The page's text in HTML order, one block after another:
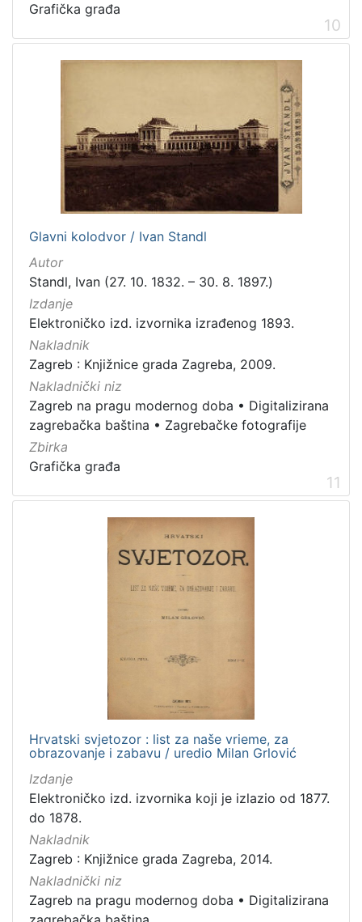
Grafička građa
10
Glavni kolodvor / Ivan Standl
Autor
Standl, Ivan (27. 10. 1832. – 30. 8. 1897.)
Izdanje
Elektroničko izd. izvornika izrađenog 1893.
Nakladnik
Zagreb : Knjižnice grada Zagreba, 2009.
Nakladnički niz
Zagreb na pragu modernog doba • Digitalizirana
zagrebačka baština • Zagrebačke fotografije
Zbirka
Grafička građa
11
Hrvatski svjetozor : list za naše vrieme, za
obrazovanje i zabavu / uredio Milan Grlović
Izdanje
Elektroničko izd. izvornika koji je izlazio od 1877.
do 1878.
Nakladnik
Zagreb : Knjižnice grada Zagreba, 2014.
Nakladnički niz
Zagreb na pragu modernog doba • Digitalizirana